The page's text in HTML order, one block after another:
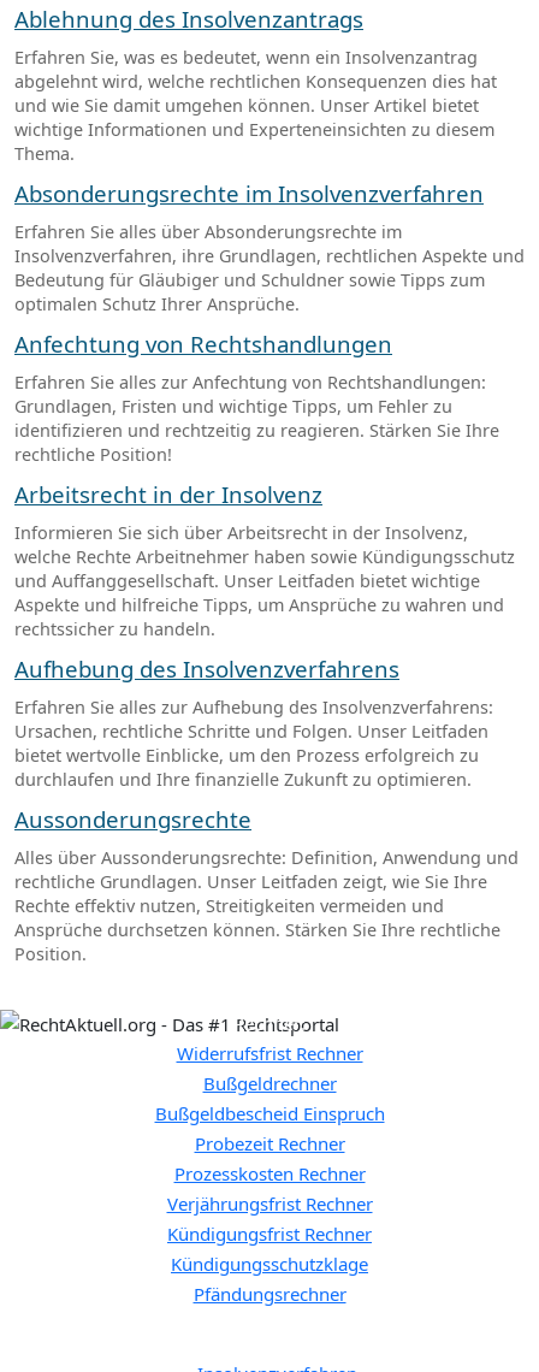
Ablehnung des Insolvenzantrags
Erfahren Sie, was es bedeutet, wenn ein Insolvenzantrag
abgelehnt wird, welche rechtlichen Konsequenzen dies hat
und wie Sie damit umgehen können. Unser Artikel bietet
wichtige Informationen und Experteneinsichten zu diesem
Thema.
Absonderungsrechte im Insolvenzverfahren
Erfahren Sie alles über Absonderungsrechte im
Insolvenzverfahren, ihre Grundlagen, rechtlichen Aspekte und
Bedeutung für Gläubiger und Schuldner sowie Tipps zum
optimalen Schutz Ihrer Ansprüche.
Anfechtung von Rechtshandlungen
Erfahren Sie alles zur Anfechtung von Rechtshandlungen:
Grundlagen, Fristen und wichtige Tipps, um Fehler zu
identifizieren und rechtzeitig zu reagieren. Stärken Sie Ihre
rechtliche Position!
Arbeitsrecht in der Insolvenz
Informieren Sie sich über Arbeitsrecht in der Insolvenz,
welche Rechte Arbeitnehmer haben sowie Kündigungsschutz
und Auffanggesellschaft. Unser Leitfaden bietet wichtige
Aspekte und hilfreiche Tipps, um Ansprüche zu wahren und
rechtssicher zu handeln.
Aufhebung des Insolvenzverfahrens
Erfahren Sie alles zur Aufhebung des Insolvenzverfahrens:
Ursachen, rechtliche Schritte und Folgen. Unser Leitfaden
bietet wertvolle Einblicke, um den Prozess erfolgreich zu
durchlaufen und Ihre finanzielle Zukunft zu optimieren.
Aussonderungsrechte
Alles über Aussonderungsrechte: Definition, Anwendung und
rechtliche Grundlagen. Unser Leitfaden zeigt, wie Sie Ihre
Rechte effektiv nutzen, Streitigkeiten vermeiden und
Ansprüche durchsetzen können. Stärken Sie Ihre rechtliche
Position.
Rechner:
Widerrufsfrist Rechner
Bußgeldrechner
Bußgeldbescheid Einspruch
Probezeit Rechner
Prozesskosten Rechner
Verjährungsfrist Rechner
Kündigungsfrist Rechner
Kündigungsschutzklage
Pfändungsrechner